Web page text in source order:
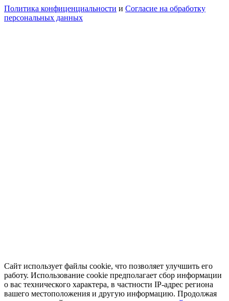
Политика конфиценциальности и Согласие на обработку
персональных данных
Сайт использует файлы cookie, что позволяет улучшить его
работу. Использование cookie предполагает сбор информации
о вас технического характера, в частности IP-адрес региона
вашего местоположения и другую информацию. Продолжая